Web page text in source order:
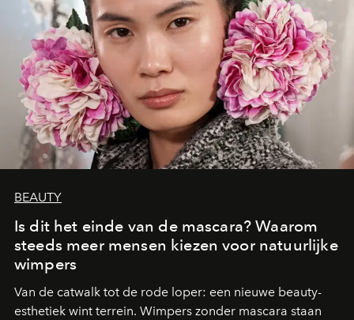
BEAUTY
Is dit het einde van de mascara? Waarom
steeds meer mensen kiezen voor natuurlijke
wimpers
Van de catwalk tot de rode loper: een nieuwe beauty-
esthetiek wint terrein. Wimpers zonder mascara staan